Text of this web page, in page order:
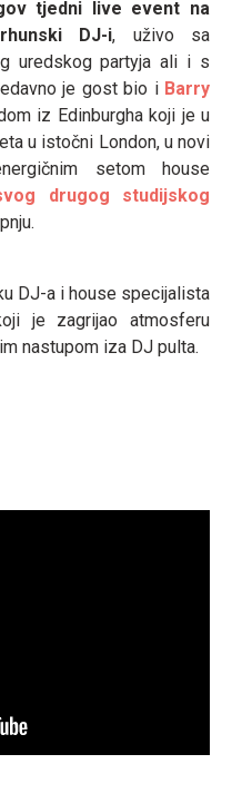
tjedni live event na
DJ-i, uživo sa
uredskog partyja ali i s
je gost bio i Barry
iz Edinburgha koji je u
u istočni London, u novi
setom house
drugog studijskog
DJ-a i house specijalista
je zagrijao atmosferu
nastupom iza DJ pulta.